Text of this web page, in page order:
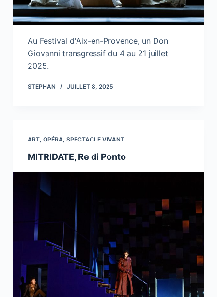
Au Festival d'Aix-en-Provence, un Don
Giovanni transgressif du 4 au 21 juillet
2025.
STEPHAN JUILLET 8, 2025
ART, OPÉRA, SPECTACLE VIVANT
MITRIDATE, Re di Ponto